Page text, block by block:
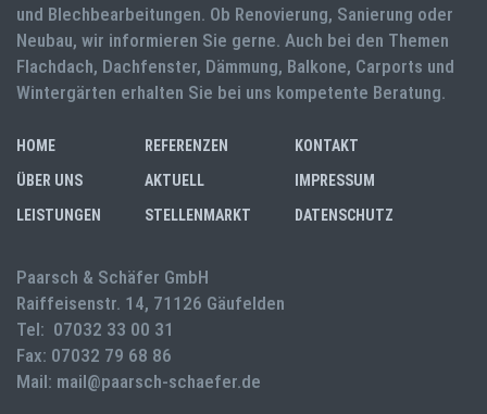
und Blechbearbeitungen. Ob Renovierung, Sanierung oder
Neubau, wir informieren Sie gerne. Auch bei den Themen
Flachdach, Dachfenster, Dämmung, Balkone, Carports und
Wintergärten erhalten Sie bei uns kompetente Beratung.
HOME
ÜBER UNS
LEISTUNGEN
REFERENZEN
AKTUELL
STELLENMARKT
KONTAKT
IMPRESSUM
DATENSCHUTZ
Paarsch & Schäfer GmbH
Raiffeisenstr. 14, 71126 Gäufelden
Tel: 07032 33 00 31
Fax: 07032 79 68 86
Mail: mail@paarsch-schaefer.de